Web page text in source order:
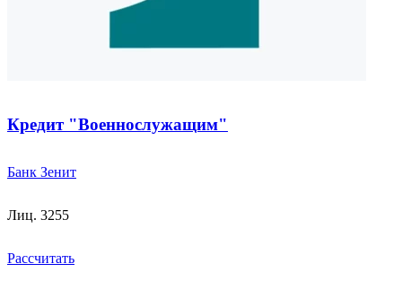
Кредит "Военнослужащим"
Банк Зенит
Лиц. 3255
Рассчитать